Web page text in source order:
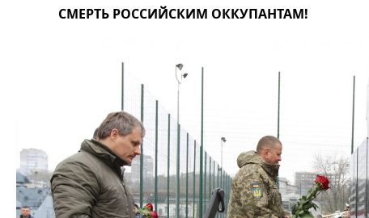
СМЕРТЬ РОССИЙСКИМ ОККУПАНТАМ!